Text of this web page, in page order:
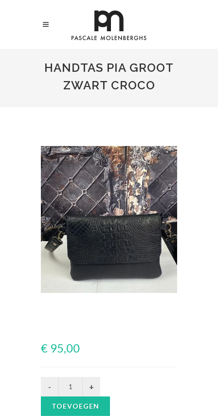
HANDTAS PIA GROOT
ZWART CROCO
€ 95,00
TOEVOEGEN